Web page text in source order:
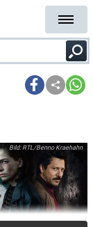
RTL/Benno Kraehahn